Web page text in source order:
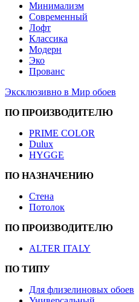
Минимализм
Современный
Лофт
Классика
Модерн
Эко
Прованс
Эксклюзивно в Мир обоев
ПО ПРОИЗВОДИТЕЛЮ
PRIME COLOR
Dulux
HYGGE
ПО НАЗНАЧЕНИЮ
Стена
Потолок
ПО ПРОИЗВОДИТЕЛЮ
ALTER ITALY
ПО ТИПУ
Для флизелиновых обоев